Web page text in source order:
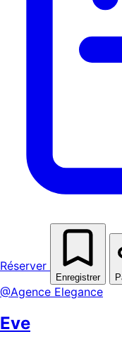
Réserver
Enregistrer
@Agence Elegance
Eve